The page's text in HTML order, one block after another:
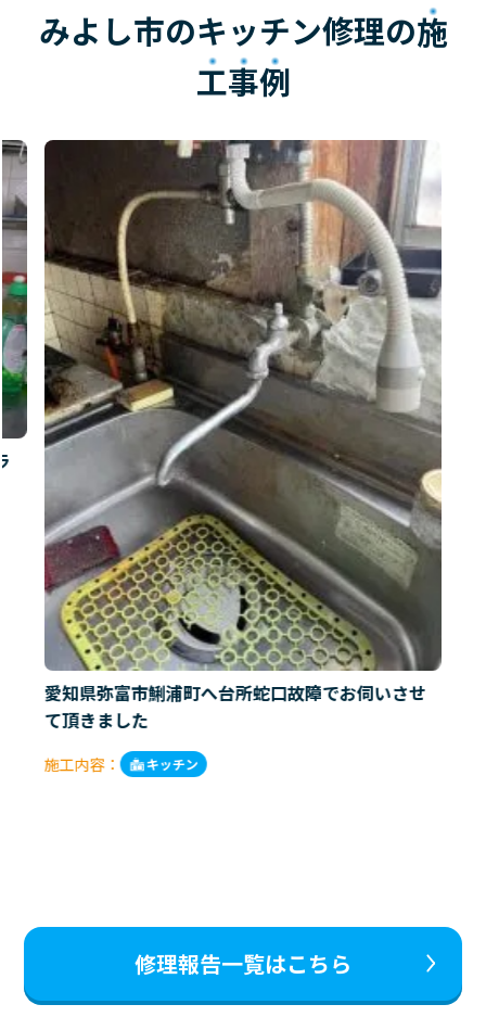
みよし市のキッチン修理の施
工事例
愛知県弥富市鯏浦町へ台所蛇口故障でお伺いさせ
て頂きました
施工内容： キッチン
修理報告一覧はこちら